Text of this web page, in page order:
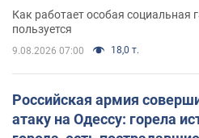
поселился
Как работает особая социальная
пользуется
9.08.2026 07:00 18,0 т.
Российская армия
атаку на Одессу: горела